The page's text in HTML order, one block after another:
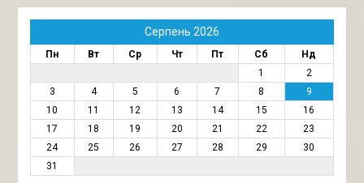
Серпень 2026
Пн Вт Ср Чт Пт Сб
Нд
1
2
3
4 5 6 7 8
9
10
11 12 13 14 15
16
17
18 19 20 21 22
23
24
25 26 27 28 29
30
31